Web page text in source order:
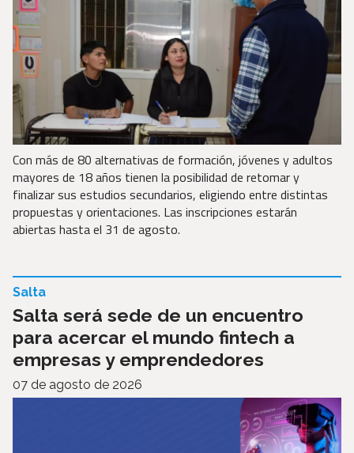
Con más de 80 alternativas de formación, jóvenes y adultos
mayores de 18 años tienen la posibilidad de retomar y
finalizar sus estudios secundarios, eligiendo entre distintas
propuestas y orientaciones. Las inscripciones estarán
abiertas hasta el 31 de agosto.
Salta será sede de un encuentro
para acercar el mundo fintech a
empresas y emprendedores
Salta
07 de agosto de 2026